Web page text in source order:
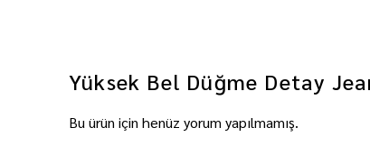
Yüksek Bel Düğme Detay
Bu ürün için henüz yorum yapılmamış.